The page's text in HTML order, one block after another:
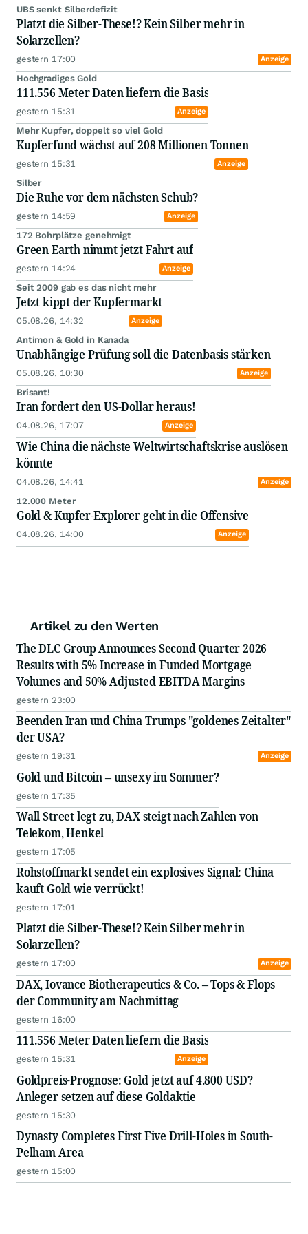
UBS senkt Silberdefizit
Platzt die Silber-These!? Kein Silber mehr in
Solarzellen?
gestern 17:00 Anzeige
Hochgradiges Gold
111.556 Meter Daten liefern die Basis
gestern 15:31 Anzeige
Mehr Kupfer, doppelt so viel Gold
Kupferfund wächst auf 208 Millionen Tonnen
gestern 15:31 Anzeige
Silber
Die Ruhe vor dem nächsten Schub?
gestern 14:59 Anzeige
172 Bohrplätze genehmigt
Green Earth nimmt jetzt Fahrt auf
gestern 14:24 Anzeige
Seit 2009 gab es das nicht mehr
Jetzt kippt der Kupfermarkt
05.08.26, 14:32 Anzeige
Antimon & Gold in Kanada
Unabhängige Prüfung soll die Datenbasis stärken
05.08.26, 10:30 Anzeige
Brisant!
Iran fordert den US-Dollar heraus!
04.08.26, 17:07 Anzeige
Wie China die nächste Weltwirtschaftskrise auslösen
könnte
04.08.26, 14:41 Anzeige
12.000 Meter
Gold & Kupfer-Explorer geht in die Offensive
04.08.26, 14:00 Anzeige
Artikel zu den Werten
The DLC Group Announces Second Quarter 2026
Results with 5% Increase in Funded Mortgage
Volumes and 50% Adjusted EBITDA Margins
gestern 23:00
Beenden Iran und China Trumps "goldenes Zeitalter"
der USA?
gestern 19:31 Anzeige
Gold und Bitcoin – unsexy im Sommer?
gestern 17:35
Wall Street legt zu, DAX steigt nach Zahlen von
Telekom, Henkel
gestern 17:05
Rohstoffmarkt sendet ein explosives Signal: China
kauft Gold wie verrückt!
gestern 17:01
Platzt die Silber-These!? Kein Silber mehr in
Solarzellen?
gestern 17:00 Anzeige
DAX, Iovance Biotherapeutics & Co. – Tops & Flops
der Community am Nachmittag
gestern 16:00
111.556 Meter Daten liefern die Basis
gestern 15:31 Anzeige
Goldpreis-Prognose: Gold jetzt auf 4.800 USD?
Anleger setzen auf diese Goldaktie
gestern 15:30
Dynasty Completes First Five Drill-Holes in South-
Pelham Area
gestern 15:00